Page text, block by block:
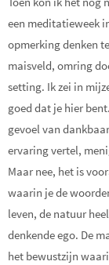
een meditatieweek
opmerking denken
maisveld, omring
setting. Ik zei in
goed dat je hier
gevoel van
ervaring vertel,
Maar nee, het is
waarin je de
leven, de natuur
denkende ego. De
het bewustzijn